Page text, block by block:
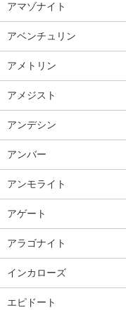
アマゾナイト
アベンチュリン
アメトリン
アメジスト
アンデシン
アンバー
アンモライト
アゲート
アラゴナイト
インカローズ
エピドート